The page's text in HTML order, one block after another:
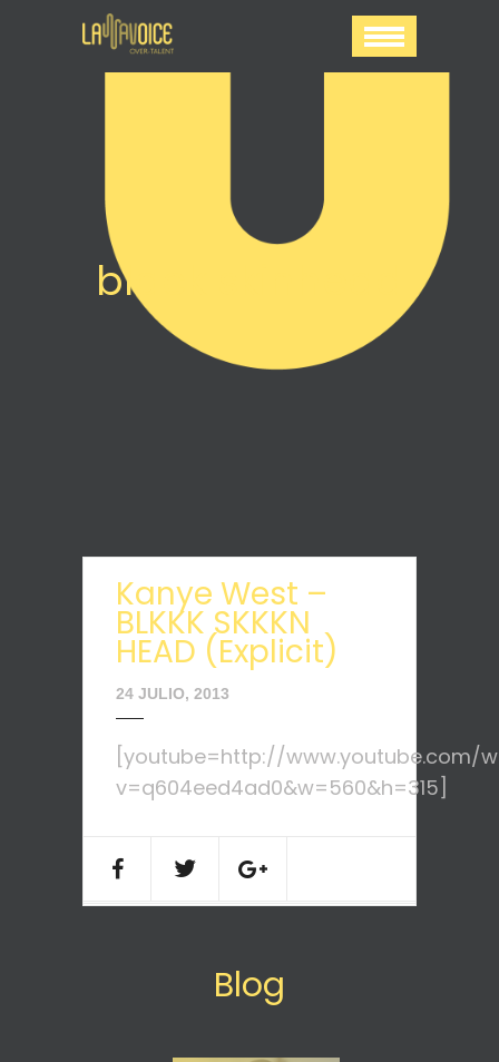
black skinhead
Kanye West –
BLKKK SKKKN
HEAD (Explicit)
24 JULIO, 2013
[youtube=http://www.youtube.com/
v=q604eed4ad0&w=560&h=315]
Blog